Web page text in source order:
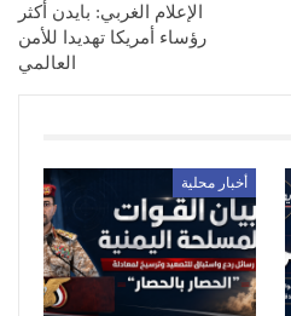
الإعلام الغربي: بايدن أكثر
رؤساء أمريكا تهديدا للأمن
العالمي
أخبار محلية